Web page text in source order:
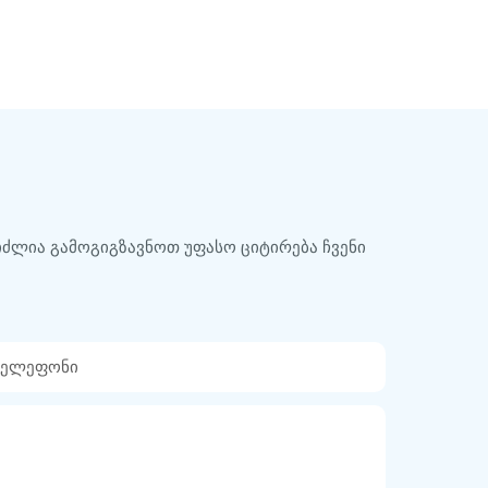
გამოგიგზავნოთ უფასო ციტირება ჩვენი